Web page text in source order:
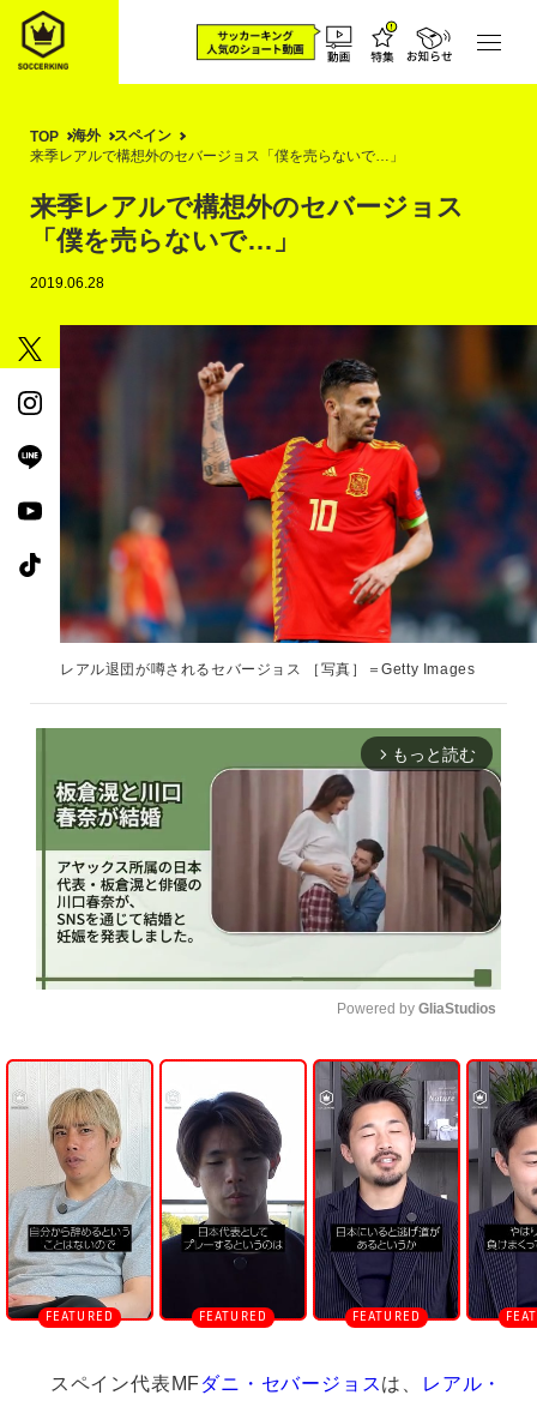
TOP 海外
スペイン
来季レアルで構想外のセバージョス「僕を売らないで…」
来季レアルで構想外のセバージョス
「僕を売らないで…」
2019.06.28
レアル退団が噂されるセバージョス ［写真］＝Getty Images
arrow_forward_ios もっと読む
U
n
m
u
t
e
Powered by GliaStudios
スペイン代表MFダニ・セバージョスは、
レアル・